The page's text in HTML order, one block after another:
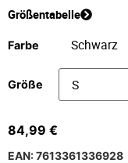
Größentabelle
Farbe
Größe
84,99 €
EAN: 7613361336928